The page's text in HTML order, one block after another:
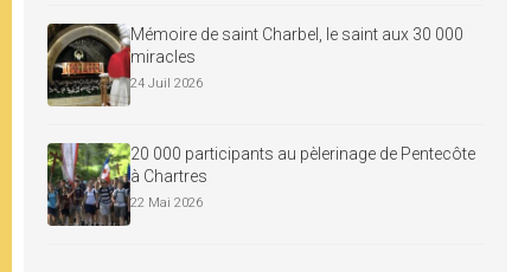
Mémoire de saint Charbel, le saint aux 30 000
miracles
24 Juil 2026
20 000 participants au pèlerinage de Pentecôte
à Chartres
22 Mai 2026